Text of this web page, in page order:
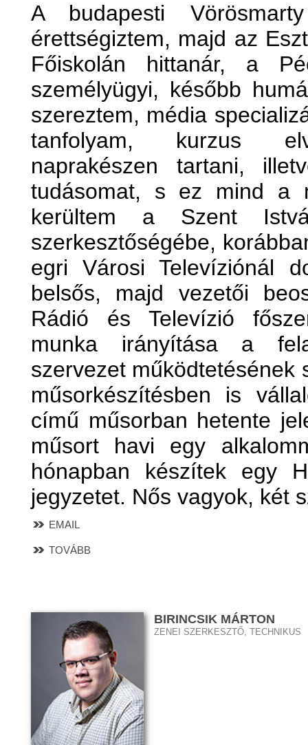
A budapesti
érettségiztem, majd az
Főiskolán hittanár, a
személyügyi, később
szereztem, média
tanfolyam, kurzus
naprakészen tartani,
tudásomat, s ez mind a
kerültem a Szent
szerkesztőségébe,
egri Városi Televíziónál
belsős, majd vezetői
Rádió és Televízió
munka irányítása a
szervezet működtetésének
műsorkészítésben is
című műsorban hetente
műsort havi egy
hónapban készítek egy
jegyzetet. Nős vagyok, két
EMAIL
TOVÁBB
BIRINCSIK MÁRTON
ZENEI SZERKESZTŐ, TECHNIKUS